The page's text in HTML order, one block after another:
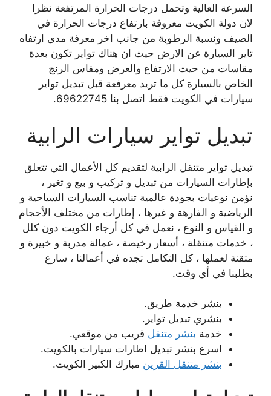
السرعة العالية وتحمل درجات الحرارة المرتفعة نظرا
لان دولة الكويت معروفة بارتفاع درجات الحرارة في
الصيف ونسبة الرطوبة من جانب اخر معرفة مدى ارتفاه
تاير السيارة عن الارض حيث ان هناك تواير تكون بعدة
مقاسات من حيث الارتفاع والعرض ومقاس الرنج
الخاص بالسيارة كل ما تريد معرفعة قبل تبديل تواير
سيارات في الكويت فقط اتصل بنا 69622745.
تبديل تواير سيارات الرابية
تبديل تواير متنقل الرابية لتقديم كل الأعمال التي تتعلق
بإطارات السيارات من تبديل و تركيب و بيع و تغير ،
نؤمن نوعيات بجودة عالمية تناسب السيارات السياحية و
الرياضية و الفارهة و غيرها ، إطارات من مختلف الأحجام
و القياس و النوع ، نعمل في كل أرجاء الكويت دون كلل
، خدمات متنقلة ، أسعار رخيصة ، عمالة مدربة و خبيرة و
متقنة لعملها ، كل التكامل تجده في أعمالنا ، سارع
بطلبنا في أي وقت.
بنشر خدمة طريق.
بنشري تبديل تواير.
خدمة بنشر متنقل قريب من موقعي.
اسرع بنشر تبديل اطارات سيارات بالكويت.
بنشر متنقل القرين مبارك الكبير الكويت.